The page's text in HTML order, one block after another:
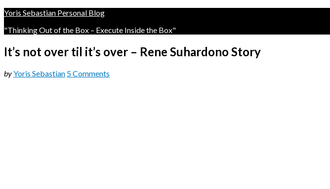
Yoris Sebastian Personal Blog
"Thinking Out of the Box – Execute Inside the Box"
It’s not over til it’s over – Rene Suhardono Story
byYoris Sebastian updated
5 Comments